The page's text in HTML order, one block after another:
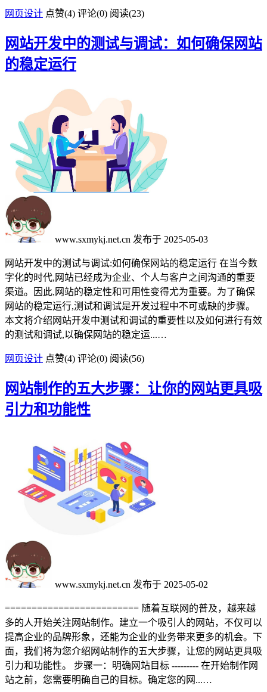
网页设计 点赞(4) 评论(0) 阅读(23)
网站开发中的测试与调试：如何确保网站
的稳定运行
www.sxmykj.net.cn 发布于 2025-05-03
网站开发中的测试与调试:如何确保网站的稳定运行 在当今数
字化的时代,网站已经成为企业、个人与客户之间沟通的重要
渠道。因此,网站的稳定性和可用性变得尤为重要。为了确保
网站的稳定运行,测试和调试是开发过程中不可或缺的步骤。
本文将介绍网站开发中测试和调试的重要性以及如何进行有效
的测试和调试,以确保网站的稳定运...…
网页设计 点赞(4) 评论(0) 阅读(56)
网站制作的五大步骤：让你的网站更具吸
引力和功能性
www.sxmykj.net.cn 发布于 2025-05-02
========================= 随着互联网的普及，越来越
多的人开始关注网站制作。建立一个吸引人的网站，不仅可以
提高企业的品牌形象，还能为企业的业务带来更多的机会。下
面，我们将为您介绍网站制作的五大步骤，让您的网站更具吸
引力和功能性。 步骤一：明确网站目标 --------- 在开始制作网
站之前，您需要明确自己的目标。确定您的网...…